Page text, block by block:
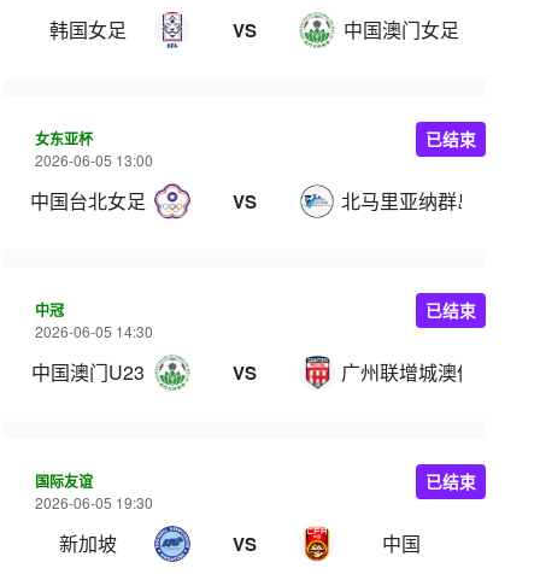
韩国女足 VS 中国澳门女足
女东亚杯
2026-06-05 13:00
中国台北女足 VS 北马里亚纳群岛女足
已结束
中冠
2026-06-05 14:30
中国澳门U23 VS 广州联增城澳体
已结束
国际友谊
2026-06-05 19:30
新加坡 VS 中国
已结束